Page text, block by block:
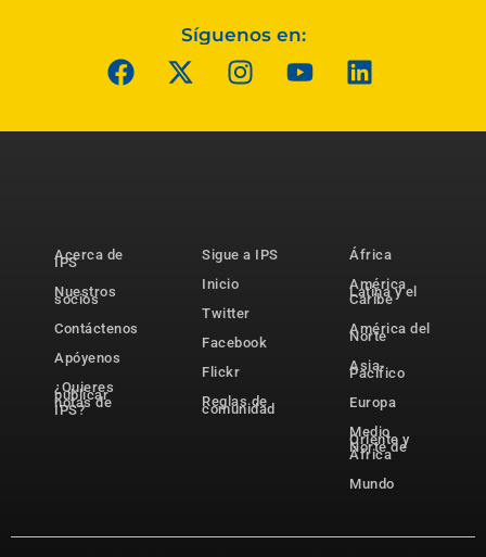
Síguenos en:
Acerca de
IPS
Nuestros
socios
Contáctenos
Apóyenos
¿Quieres
publicar
notas de
IPS?
Sigue a IPS
Inicio
Twitter
Facebook
Flickr
Reglas de
comunidad
África
América
Latina y el
Caribe
América del
Norte
Asia-
Pacífico
Europa
Medio
Oriente y
Norte de
África
Mundo